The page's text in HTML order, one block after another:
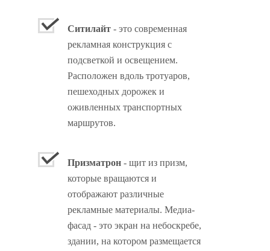
Ситилайт- это современная
рекламная конструкция с
подсветкой и освещением.
Расположен вдоль тротуаров,
пешеходных дорожек и
оживленных транспортных
маршрутов.
Призматрон- щит из призм,
которые вращаются и
отображают различные
рекламные материалы. Медиа-
фасад - это экран на небоскребе,
здании, на котором размещается